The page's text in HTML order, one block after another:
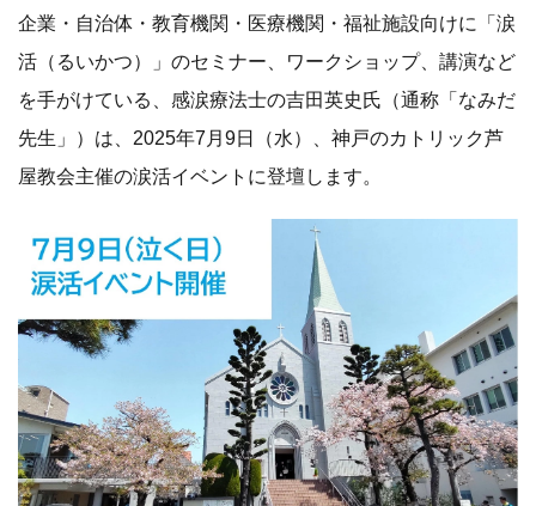
企業・自治体・教育機関・医療機関・福祉施設向けに「涙
活（るいかつ）」のセミナー、ワークショップ、講演など
を手がけている、感涙療法士の吉田英史氏（通称「なみだ
先生」）は、2025年7月9日（水）、神戸のカトリック芦
屋教会主催の涙活イベントに登壇します。